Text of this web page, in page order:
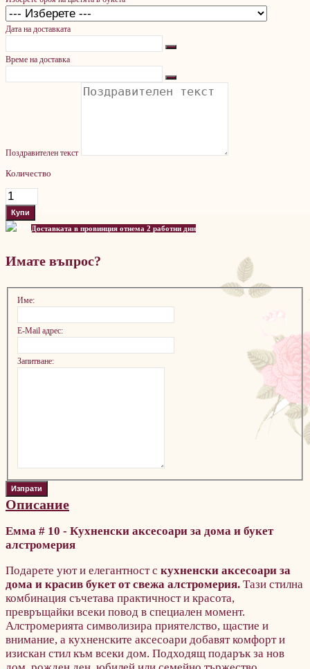
Дата на доставката
Време на доставка
Поздравителен текст
Количество
Доставката в провинция отнема 2 работни дни
Имате въпрос?
Име:
E-Mail адрес:
Запитване:
Описание
Емма # 10 - Кухненски аксесоари за дома и букет
алстромерия
Подарете уют и елегантност с кухненски аксесоари за
дома и красив букет от свежа алстромерия. Тази стилна
комбинация съчетава практичност и красота,
превръщайки всеки повод в специален момент.
Алстромерията символизира приятелство, щастие и
внимание, а кухненските аксесоари добавят комфорт и
изискан стил към всеки дом. Подходящ подарък за нов